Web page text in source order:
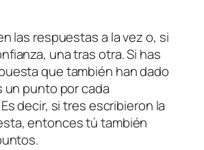
las respuestas a la vez o, si
una tras otra. Si has
que también han dado
punto por cada
decir, si tres escribieron la
entonces tú también